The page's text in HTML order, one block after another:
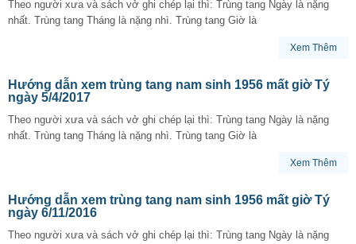
Theo người xưa và sách vở ghi chép lại thì: Trùng tang Ngày là nặng
nhất. Trùng tang Tháng là nặng nhì. Trùng tang Giờ là
Xem Thêm
Hướng dẫn xem trùng tang nam sinh 1956 mất giờ Tý
ngày 5/4/2017
Theo người xưa và sách vở ghi chép lại thì: Trùng tang Ngày là nặng
nhất. Trùng tang Tháng là nặng nhì. Trùng tang Giờ là
Xem Thêm
Hướng dẫn xem trùng tang nam sinh 1956 mất giờ Tý
ngày 6/11/2016
Theo người xưa và sách vở ghi chép lại thì: Trùng tang Ngày là nặng